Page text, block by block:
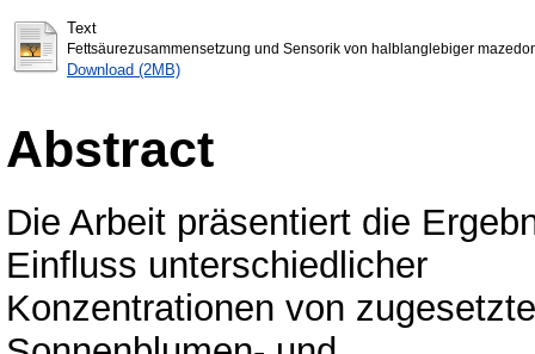
Text
Fettsäurezusammensetzung und Sensorik von halblanglebiger
Download (2MB)
Abstract
Die Arbeit präsentiert die
Einfluss unterschiedlicher
Konzentrationen von